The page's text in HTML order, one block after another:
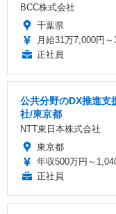
BCC株式会社
千葉県
月給31万7,000円
正社員
公共分野のDX推進支
社/東京都
NTT東日本株式会社
東京都
年収500万円～
正社員